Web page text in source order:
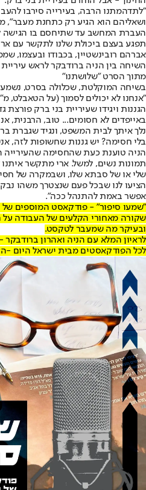
"לתדהמתנו הרבה, בעירייה סירבו
ושאליהם הוא הגיע רק כתחנת מעבר",
העברת המחשב עד שתיחסם בו הגישה
תפגע בעצם ביכולת שלנו לתקשר עם
אברהם רובינשטיין, בכבודו ובעצמו,
השיחה בין הניה ברודבקר לראש
מתוך הסרט "שלושתנו"
בשיחה המוקלטת, שכלולה בסרט, נשמע
"אנחנו לא יכולים לסמוך (על הטאבלט,
הגננות ויגידו שעיריית בני ברק פורצת
באייפדים לא חסומים... טוב, הרבנית,
בלי חסימה? יש גננות שחשופות לזה,
הניה טוענת כעת שהחסימה שהעירייה
תמונות נשים, למשל. ארי מתקשר
שלי או של סבתא שלו, ושבמקרה של
הציעו לנו שבכל פעם שנצטרך משהו
אפשר באמת להתנהל ככה".
"שמעו סיפור" - פודקאסט המוספים של
שקורה מאחורי הקלעים של העבודה
ובעיקר מה שמעבר לטקסט.
לראיון המלא עם הניה ואהרון ברודבקר -
לכל הפודקאסטים מבית ישראל היום -